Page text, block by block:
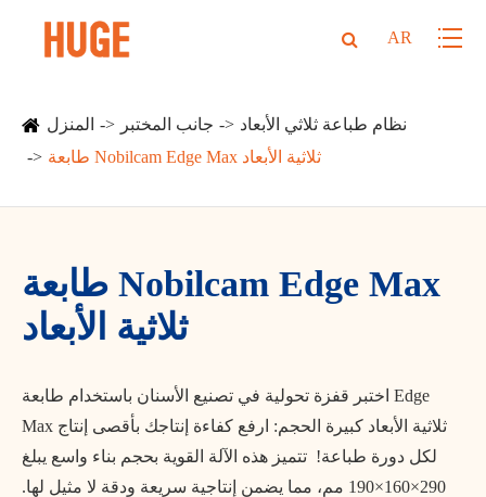
AR
المنزل جانب المختبر
نظام طباعة ثلاثي الأبعاد
طابعة Nobilcam Edge Max ثلاثية الأبعاد
طابعة Nobilcam Edge Max
ثلاثية الأبعاد
اختبر قفزة تحولية في تصنيع الأسنان باستخدام طابعة Edge
Max ثلاثية الأبعاد كبيرة الحجم: ارفع كفاءة إنتاجك بأقصى إنتاج
لكل دورة طباعة! تتميز هذه الآلة القوية بحجم بناء واسع يبلغ
290×160×190 مم، مما يضمن إنتاجية سريعة ودقة لا مثيل لها.